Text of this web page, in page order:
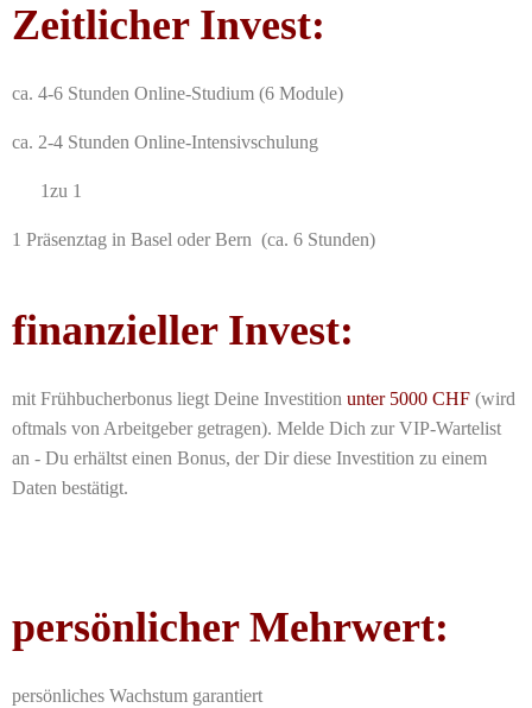
Zeitlicher Invest:
ca. 4-6 Stunden Online-Studium (6 Module)
ca. 2-4 Stunden Online-Intensivschulung
1zu 1
1 Präsenztag in Basel oder Bern (ca. 6 Stunden)
finanzieller Invest:
mit Frühbucherbonus liegt Deine Investition unter 5000 CHF (wird
oftmals von Arbeitgeber getragen). Melde Dich zur VIP-Wartelist
an - Du erhältst einen Bonus, der Dir diese Investition zu einem
Daten bestätigt.
persönlicher Mehrwert:
persönliches Wachstum garantiert